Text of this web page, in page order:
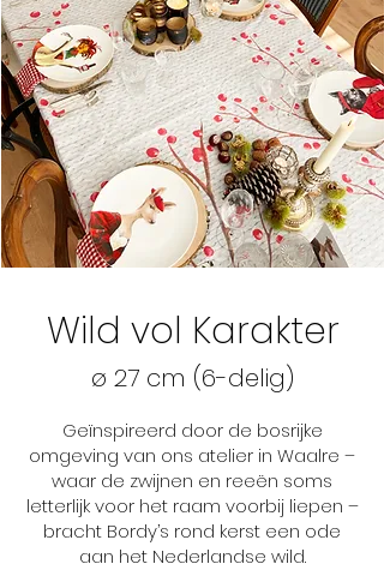
Wild vol Karakter
ø 27 cm (6-delig)
Geïnspireerd door de bosrijke
omgeving van ons atelier in Waalre –
waar de zwijnen en reeën soms
letterlijk voor het raam voorbij liepen –
bracht Bordy’s rond kerst een ode
aan het Nederlandse wild.